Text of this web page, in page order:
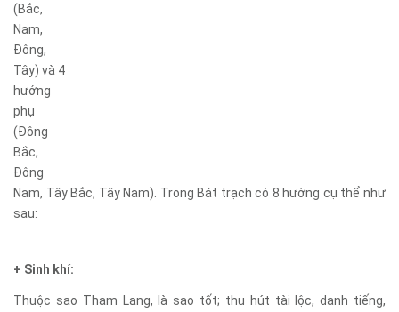
(Bắc,
Nam,
Đông,
Tây) và 4
hướng
phụ
(Đông
Bắc,
Đông
Nam, Tây Bắc, Tây Nam). Trong Bát trạch có 8 hướng cụ thể như
sau:
+ Sinh khí:
Thuộc sao Tham Lang, là sao tốt; thu hút tài lộc, danh tiếng,